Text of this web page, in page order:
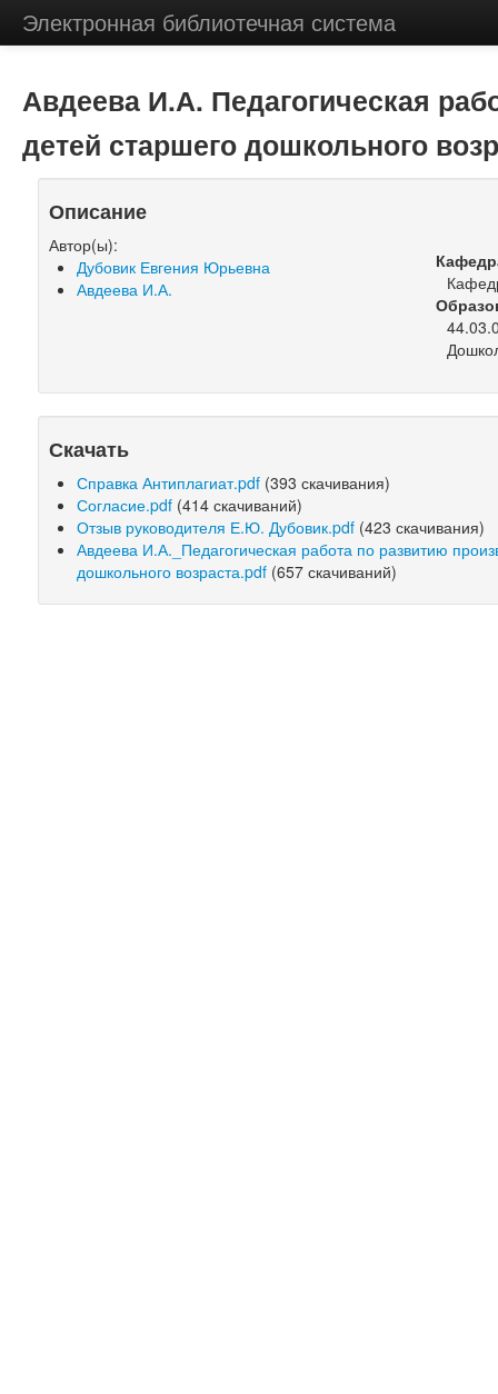
Электронная библиотечная система
Авдеева И.А. Педагогическая
детей старшего дошкольного
Описание
Автор(ы):
Дубовик Евгения Юрьевна
Авдеева И.А.
Скачать
Справка Антиплагиат.pdf (393 скачивания)
Согласие.pdf (414 скачиваний)
Отзыв руководителя Е.Ю. Дубовик.pdf (423 скачивания)
Авдеева И.А._Педагогическая работа по развитию
дошкольного возраста.pdf (657 скачиваний)